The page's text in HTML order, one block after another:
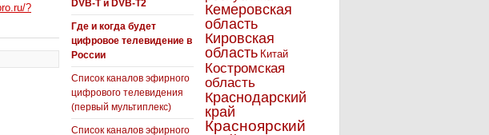
?
DVB-T и DVB-T2
Где и когда будет
цифровое телевидение в
России
Список каналов эфирного
цифрового телевидения
(первый мультиплекс)
Список каналов эфирного
Кемеровская
область
Кировская
область Китай
Костромская
область
Краснодарский
край
Красноярский